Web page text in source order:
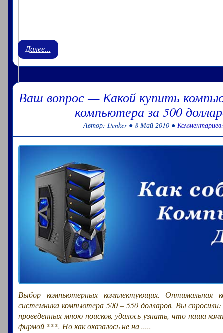
Best graphics card – лучшие игровые видеокарты. Какую
игры, какая видеокарта лучше для игр. Как выбрать
лучшей видеокарты для современных игр. Best
Приветствую тебя человек разумн.....
Далее...
Ваш вопрос — Какой купить
компьютера за 500
Автор: Denker ● 8 Май 2010 ●
Выбор компьютерных комплектующих. Оптимальная
системника компьютера 500 – 550 долларов. Вы
проведенных мною поисков, удалось узнать, что наша
фирмой ***. Но как оказалось не на .....